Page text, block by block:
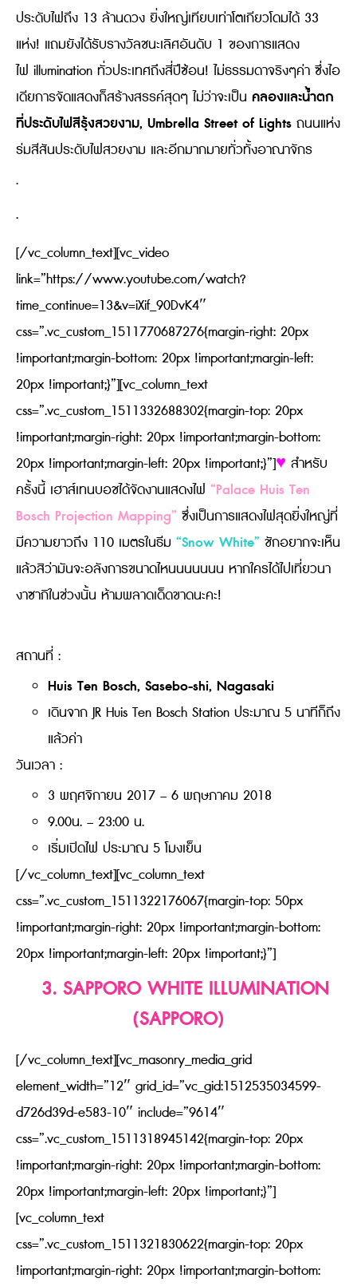
ประดับไฟถึง 13 ล้านดวง ยิ่งใหญ่เทียบเท่าโตเกียวโดมได้ 33
แห่ง! แถมยังได้รับรางวัลชนะเลิศอันดับ 1 ของการแสดง
ไฟ illumination ทั่วประเทศถึงสี่ปีซ้อน! ไม่ธรรมดาจริงๆค่า ซึ่งไอ
เดียการจัดแสดงก็สร้างสรรค์สุดๆ ไม่ว่าจะเป็น คลองและน้ำตก
ที่ประดับไฟสีรุ้งสวยงาม, Umbrella Street of Lights ถนนแห่ง
ร่มสีสันประดับไฟสวยงาม และอีกมากมายทั่วทั้งอาณาจักร
.
.
[/vc_column_text][vc_video
link=”https://www.youtube.com/watch?
time_continue=13&v=iXif_90DvK4″
css=”.vc_custom_1511770687276{margin-right: 20px
!important;margin-bottom: 20px !important;margin-left:
20px !important;}”][vc_column_text
css=”.vc_custom_1511332688302{margin-top: 20px
!important;margin-right: 20px !important;margin-bottom:
20px !important;margin-left: 20px !important;}”]♥ สำหรับ
ครั้งนี้ เฮาส์เทนบอชได้จัดงานแสดงไฟ “Palace Huis Ten
Bosch Projection Mapping” ซึ่งเป็นการแสดงไฟสุดยิ่งใหญ่ที่
มีความยาวถึง 110 เมตรในธีม “Snow White” ชักอยากจะเห็น
แล้วสิว่ามันจะอลังการขนาดไหนนนนนนน หากใครได้ไปเที่ยวนา
งาซากิในช่วงนั้น ห้ามพลาดเด็ดขาดนะคะ!
สถานที่ :
Huis Ten Bosch, Sasebo-shi, Nagasaki
เดินจาก JR Huis Ten Bosch Station ประมาณ 5 นาทีก็ถึง
แล้วค่า
วันเวลา :
3 พฤศจิกายน 2017 – 6 พฤษภาคม 2018
9.00น. – 23:00 น.
เริ่มเปิดไฟ ประมาณ 5 โมงเย็น
[/vc_column_text][vc_column_text
css=”.vc_custom_1511322176067{margin-top: 50px
!important;margin-right: 20px !important;margin-bottom:
20px !important;margin-left: 20px !important;}”]
3. SAPPORO WHITE ILLUMINATION
(SAPPORO)
[/vc_column_text][vc_masonry_media_grid
element_width=”12″ grid_id=”vc_gid:1512535034599-
d726d39d-e583-10″ include=”9614″
css=”.vc_custom_1511318945142{margin-top: 20px
!important;margin-right: 20px !important;margin-bottom:
20px !important;margin-left: 20px !important;}”]
[vc_column_text
css=”.vc_custom_1511321830622{margin-top: 20px
!important;margin-right: 20px !important;margin-bottom: